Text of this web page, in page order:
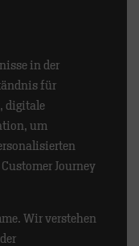
in der
für
digitale
um
Journey
Wir verstehen